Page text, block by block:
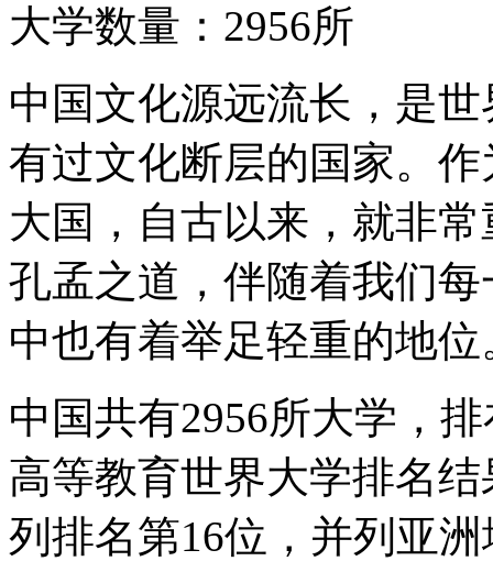
大学数量：2956所
中国文化源远流长，是
有过文化断层的国家。
大国，自古以来，就非
孔孟之道，伴随着我们
中也有着举足轻重的地位
中国共有2956所大学，
高等教育世界大学排名
列排名第16位，并列亚